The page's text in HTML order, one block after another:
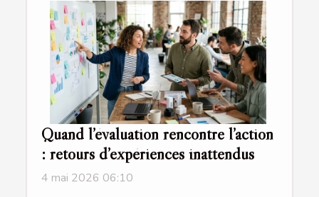
Quand l’évaluation rencontre l’action
: retours d’expériences inattendus
4 mai 2026 06:10